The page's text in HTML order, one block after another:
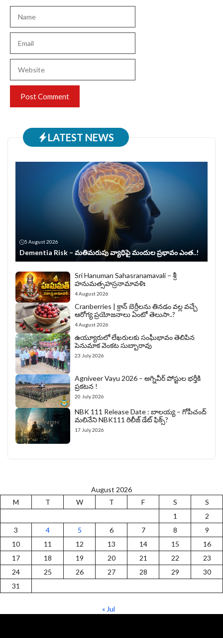
LATEST NEWS
5 August 2026
Dementia Risk – మతిమరుపు వ్యాధిపై మందుల ప్రభావం ఎంత..!
Sri Hanuman Sahasranamavali – శ్రీ
హనుమత్సహస్రనామావళిః
4 August 2026
Cranberries | క్రాన్ బెర్రీల‌ను తిన‌డం వ‌ల్ల వచ్చే
ఆరోగ్య ప్రయోజనాలు ఏంటో తెలుసా..?
4 August 2026
ఉయ్యూరులో లేఖరులకు సంఘీభావం తెలిపిన
పెనుమాక వెంకట సుబ్బారావు
23 July 2026
Agniveer Vayu 2026 – అగ్నివీర్‌ పోస్టుల భర్తీకి
ప్రకటన !
20 July 2026
NBK 111 Release Date : బాలయ్య – గోపీచంద్
మలినేని NBK111 రిలీజ్ డేట్ ఫిక్స్?
17 July 2026
August 2026
M
T W T F S
S
1
2
3
4 5 6 7 8
9
10
11 12 13 14 15
16
17
18 19 20 21 22
23
24
25 26 27 28 29
30
31
« Jul